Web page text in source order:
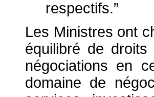
respectifs.”
Les Ministres ont
équilibré de
négociations en
domaine de